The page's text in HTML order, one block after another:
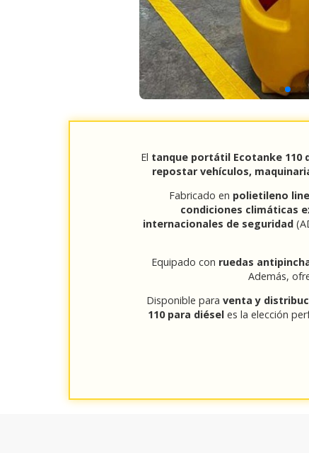
El tanque portátil Ecotanke 110
repostar vehículos,
Fabricado en polietileno
condiciones climáticas
internacionales de seguridad
Equipado con ruedas
Además,
Disponible para venta y
110 para diésel es la elección